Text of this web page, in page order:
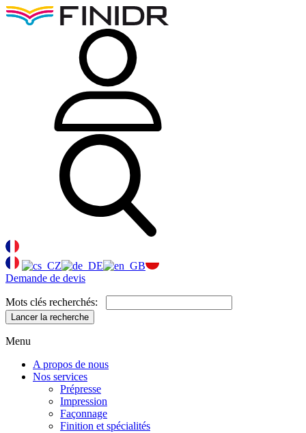
Demande de devis
Mots clés recherchés:
Lancer la recherche
Menu
A propos de nous
Nos services
Prépresse
Impression
Façonnage
Finition et spécialités